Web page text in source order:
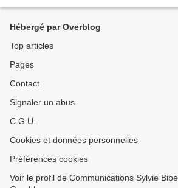
Hébergé par Overblog
Top articles
Pages
Contact
Signaler un abus
C.G.U.
Cookies et données personnelles
Préférences cookies
Voir le profil de Communications Sylvie